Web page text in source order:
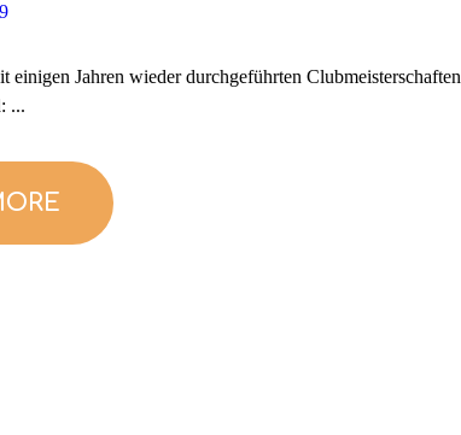
einigen Jahren wieder durchgeführten
...